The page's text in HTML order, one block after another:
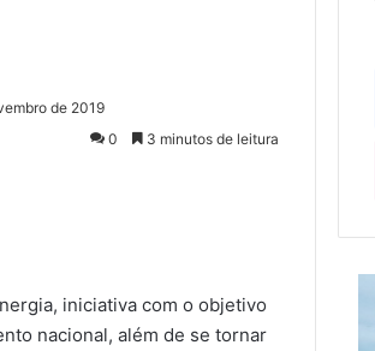
de 2019
0
3 minutos de leitura
iniciativa com o objetivo
nacional, além de se tornar